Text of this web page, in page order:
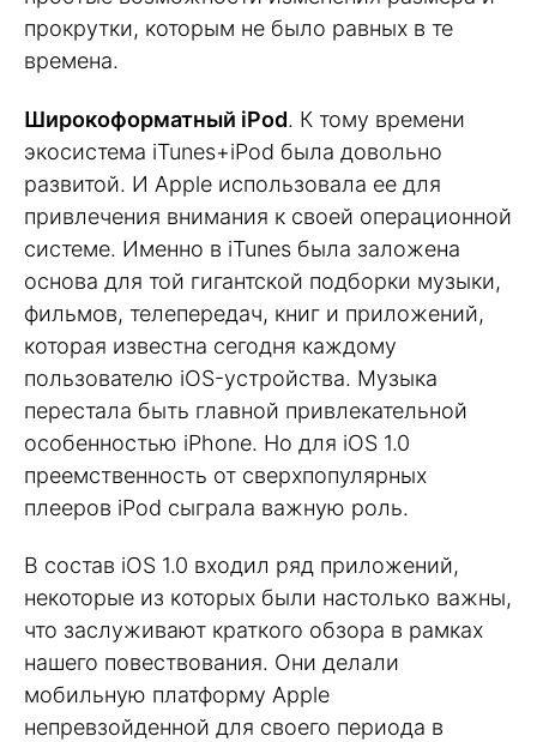
прокрутки, которым не было равных в те
времена.
Широкоформатный iPod. К тому времени
экосистема iTunes+iPod была довольно
развитой. И Apple использовала ее для
привлечения внимания к своей операционной
системе. Именно в iTunes была заложена
основа для той гигантской подборки музыки,
фильмов, телепередач, книг и приложений,
которая известна сегодня каждому
пользователю iOS-устройства. Музыка
перестала быть главной привлекательной
особенностью iPhone. Но для iOS 1.0
преемственность от сверхпопулярных
плееров iPod сыграла важную роль.
В состав iOS 1.0 входил ряд приложений,
некоторые из которых были настолько важны,
что заслуживают краткого обзора в рамках
нашего повествования. Они делали
мобильную платформу Apple
непревзойденной для своего периода в